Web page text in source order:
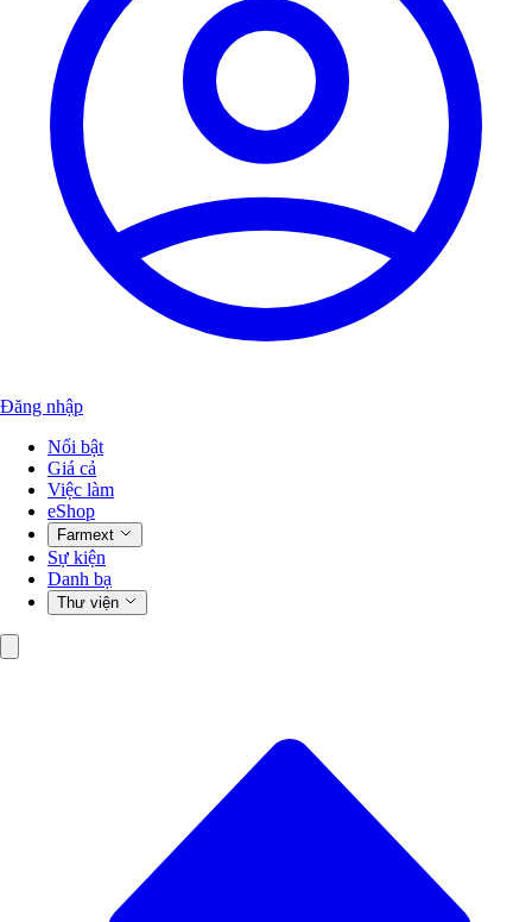
Đăng nhập
Nổi bật
Giá cả
Việc làm
eShop
Farmext
Sự kiện
Danh bạ
Thư viện